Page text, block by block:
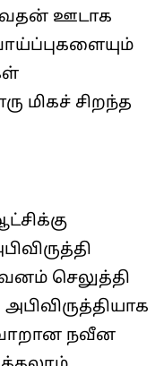
ஊடாக
மிகச் சிறந்த
செலுத்தி
நவீன